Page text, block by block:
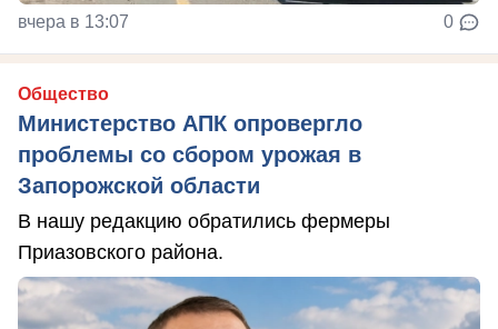
вчера в 13:07 0
Общество
Министерство АПК опровергло
проблемы со сбором урожая в
Запорожской области
В нашу редакцию обратились фермеры
Приазовского района.